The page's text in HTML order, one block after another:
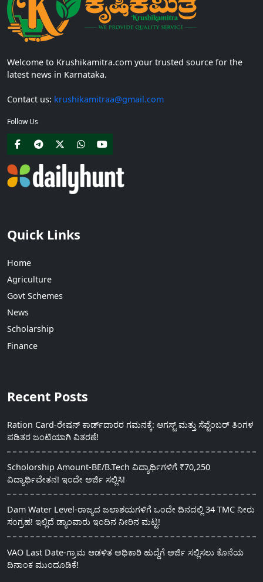
Welcome to Krushikamitra.com your trusted source for the
latest news in Karnataka.
Contact us: krushikamitraa@gmail.com
Follow Us
Quick Links
Home
Agriculture
Govt Schemes
News
Scholarship
Finance
Recent Posts
Ration Card-ರೇಷನ್ ಕಾರ್ಡ್‍ದಾರರ ಗಮನಕ್ಕೆ: ಆಗಸ್ಟ್ ಮತ್ತು ಸೆಪ್ಟೆಂಬರ್ ತಿಂಗಳ
ಪಡಿತರ ಜಂಟಿಯಾಗಿ ವಿತರಣೆ!
Scholorship Amount-BE/B.Tech ವಿದ್ಯಾರ್ಥಿಗಳಿಗೆ ₹70,250
ವಿದ್ಯಾರ್ಥಿವೇತನ! ಇಂದೇ ಅರ್ಜಿ ಸಲ್ಲಿಸಿ!
Dam Water Level-ರಾಜ್ಯದ ಜಲಾಶಯಗಳಿಗೆ ಒಂದೇ ದಿನದಲ್ಲಿ 34 TMC ನೀರು
ಸಂಗ್ರಹ! ಇಲ್ಲಿದೆ ಡ್ಯಾಂವಾರು ಇಂದಿನ ನೀರಿನ ಮಟ್ಟ!
VAO Last Date-ಗ್ರಾಮ ಆಡಳಿತ ಅಧಿಕಾರಿ ಹುದ್ದೆಗೆ ಅರ್ಜಿ ಸಲ್ಲಿಸಲು ಕೊನೆಯ
ದಿನಾಂಕ ಮುಂದೂಡಿಕೆ!